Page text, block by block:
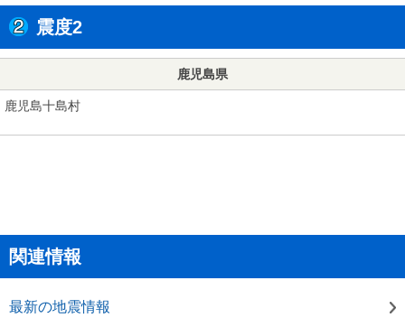
震度2
鹿児島県
鹿児島十島村
関連情報
最新の地震情報